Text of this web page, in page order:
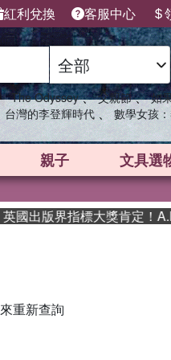
紅利兌換 客服中心
The Odyssey 、 父親節 、 如
台灣的李登輝時代 、 數學女孩
親子 文具選
國出版界指標大獎肯定！
重新查詢